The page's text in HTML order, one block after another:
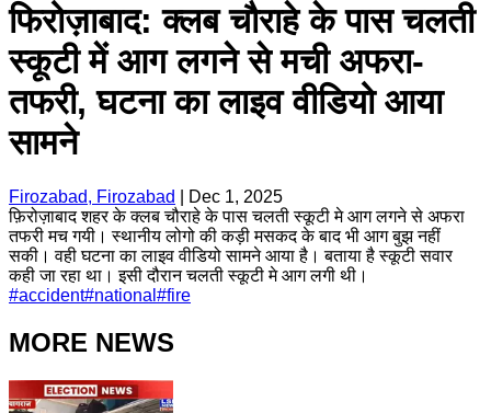
फिरोज़ाबाद: क्लब चौराहे के पास चलती
स्कूटी में आग लगने से मची अफरा-
तफरी, घटना का लाइव वीडियो आया
सामने
Firozabad, Firozabad
Dec 1, 2025
फ़िरोज़ाबाद शहर के क्लब चौराहे के पास चलती स्कूटी मे आग लगने से अफरा
तफरी मच गयी। स्थानीय लोगो की कड़ी मसकद के बाद भी आग बुझ नहीं
सकी। वही घटना का लाइव वीडियो सामने आया है। बताया है स्कूटी सवार
कही जा रहा था। इसी दौरान चलती स्कूटी मे आग लगी थी।
#accident#national #fire
MORE NEWS